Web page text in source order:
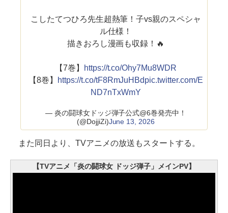
こしたてつひろ先生超熱筆！子vs親のスペシャ
ル仕様！
描きおろし漫画も収録！🔥
【7巻】
https://t.co/Ohy7Mu8WDR
【8巻】
https://t.co/tF8RmJuHBdpic.twitter.com/E
ND7nTxWmY
— 炎の闘球女ドッジ弾子公式@6巻発売中！
(@DojjiZi)June 13, 2026
また同日より、TVアニメの放送もスタートする。
【TVアニメ「炎の闘球女 ドッジ弾子」メインPV】